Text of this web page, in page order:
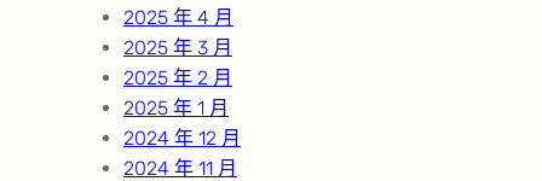
2025 年 4 月
2025 年 3 月
2025 年 2 月
2025 年 1 月
2024 年 12 月
2024 年 11 月